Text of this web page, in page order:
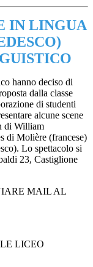
IN LINGUA
hanno deciso di
dalla classe
di studenti
alcune scene
di William
di Molière (francese)
Lo spettacolo si
23, Castiglione
MAIL AL